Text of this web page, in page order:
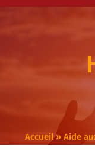
Accueil» Aide